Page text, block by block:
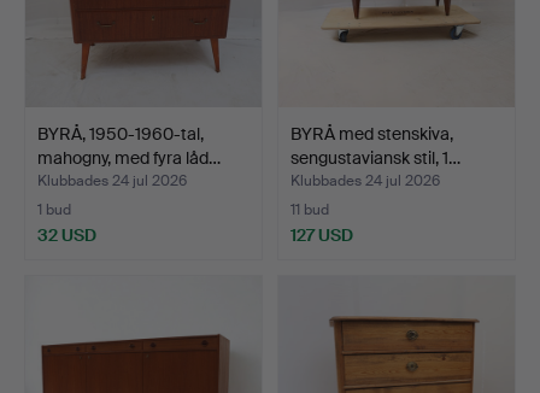
BYRÅ, 1950-1960-tal,
mahogny, med fyra låd…
Klubbades 24 jul 2026
1 bud
32 USD
BYRÅ med stenskiva,
sengustaviansk stil, 1…
Klubbades 24 jul 2026
11 bud
127 USD